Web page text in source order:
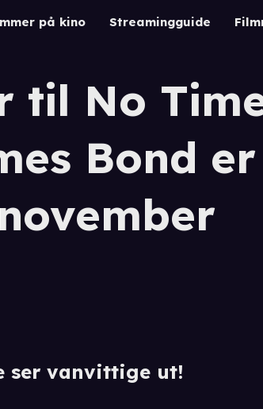
på kino Streamingguide
til No
Bond er
ser vanvittige ut!